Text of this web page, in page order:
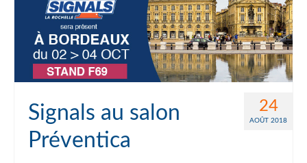
24
AOÛT 2018
Signals au salon
Préventica